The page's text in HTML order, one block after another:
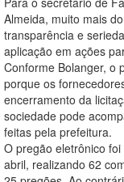
Almeida, muito mais
transparência e
aplicação em ações
Conforme Bolanger, o
porque os
encerramento da
sociedade pode
feitas pela prefeitura.
O pregão eletrônico
abril, realizando 62